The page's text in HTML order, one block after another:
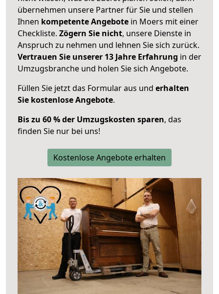
übernehmen unsere Partner für Sie und stellen
Ihnen kompetente Angebote in Moers mit einer
Checkliste. Zögern Sie nicht, unsere Dienste in
Anspruch zu nehmen und lehnen Sie sich zurück.
Vertrauen Sie unserer 13 Jahre Erfahrung in der
Umzugsbranche und holen Sie sich Angebote.
Füllen Sie jetzt das Formular aus und erhalten
Sie kostenlose Angebote.
Bis zu 60 % der Umzugskosten sparen, das
finden Sie nur bei uns!
Kostenlose Angebote erhalten